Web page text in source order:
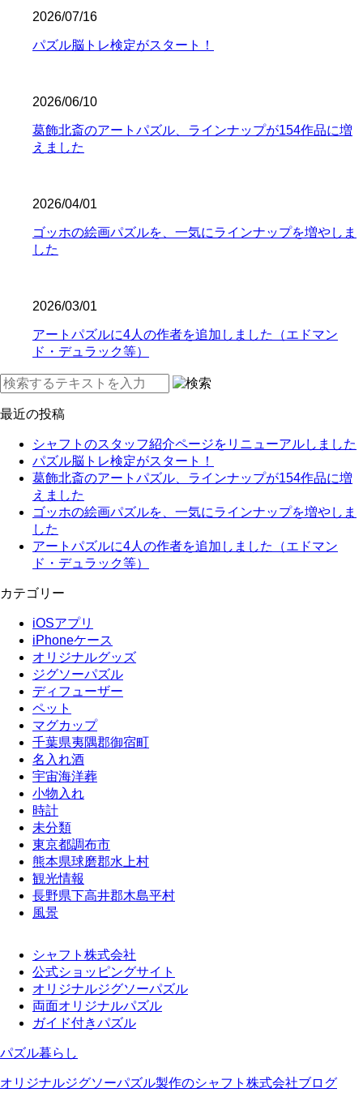
2026/07/16
パズル脳トレ検定がスタート！
2026/06/10
葛飾北斎のアートパズル、ラインナップが154作品に増
えました
2026/04/01
ゴッホの絵画パズルを、一気にラインナップを増やしま
した
2026/03/01
アートパズルに4人の作者を追加しました（エドマン
ド・デュラック等）
最近の投稿
シャフトのスタッフ紹介ページをリニューアルしました
パズル脳トレ検定がスタート！
葛飾北斎のアートパズル、ラインナップが154作品に増
えました
ゴッホの絵画パズルを、一気にラインナップを増やしま
した
アートパズルに4人の作者を追加しました（エドマン
ド・デュラック等）
カテゴリー
iOSアプリ
iPhoneケース
オリジナルグッズ
ジグソーパズル
ディフューザー
ペット
マグカップ
千葉県夷隅郡御宿町
名入れ酒
宇宙海洋葬
小物入れ
時計
未分類
東京都調布市
熊本県球磨郡水上村
観光情報
長野県下高井郡木島平村
風景
シャフト株式会社
公式ショッピングサイト
オリジナルジグソーパズル
両面オリジナルパズル
ガイド付きパズル
パズル暮らし
オリジナルジグソーパズル製作のシャフト株式会社ブログ